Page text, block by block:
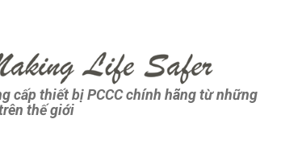
cấp thiết bị PCCC chính hãng từ những
thế giới